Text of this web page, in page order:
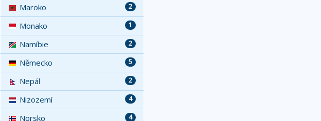
2
Maroko
1
Monako
2
Namíbie
5
Německo
2
Nepál
4
Nizozemí
4
Norsko